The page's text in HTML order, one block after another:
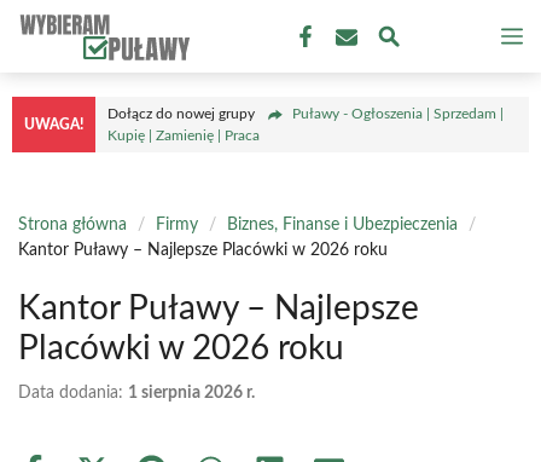
Przejdź
treści
UWAGA!
Dołącz do nowej grupy
Puławy - Ogłoszenia | Sprzedam |
Kupię | Zamienię | Praca
Strona główna / Firmy / Biznes, Finanse i Ubezpieczenia
/
Kantor Puławy – Najlepsze Placówki w 2026 roku
Kantor Puławy – Najlepsze
Placówki w 2026 roku
Data dodania: 1 sierpnia 2026 r.